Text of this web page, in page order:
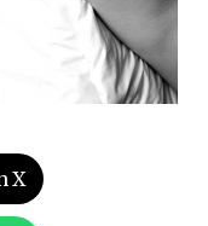
X